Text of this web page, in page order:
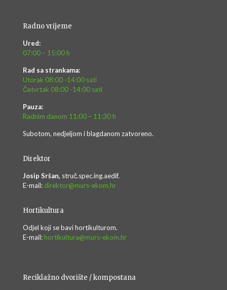
Radno vrijeme
Ured:
07:00 – 15:00 h
Rad sa strankama:
Utorak 08:00 -14:00 sati
Četvrtak 08:00 -14:00 sati
Pauza:
Radnim danom 11:00 – 11:30 h
Subotom, nedjeljom i blagdanom zatvoreno.
Direktor
Josip Sršan, struč.spec.ing.aedif.
E-mail: direktor@murs-ekom.hr
Hortikultura
Odjel koji se bavi hortikulturom.
E-mail: hortikultura@murs-ekom.hr
Reciklažno dvorište / kompostana